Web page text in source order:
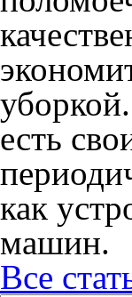
есть
как
машин.
Все